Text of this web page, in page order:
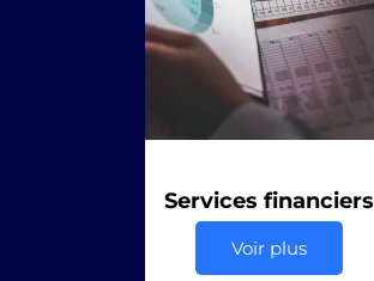
Services financiers
Voir plus